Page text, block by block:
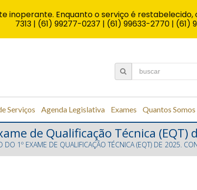
Serviços Agenda Legislativa Exames Quantos Somos
de Qualificação Técnica (EQT)
DO 1º EXAME DE QUALIFICAÇÃO TÉCNICA (EQT) DE 2025.
Enquanto o serviço é restabelecido,
7313 | (61) 99277-0237 | (61) 99633-2770 | (61)